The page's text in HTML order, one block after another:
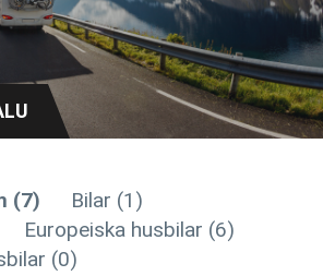
(7)
Bilar (1)
Europeiska husbilar (6)
(0)